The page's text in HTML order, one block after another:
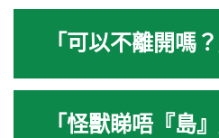
「可以不離開嗎
「怪獸睇唔『